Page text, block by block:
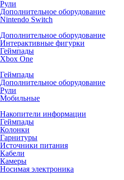
Рули
Дополнительное оборудование
Nintendo Switch
Дополнительное оборудование
Интерактивные фигурки
Геймпады
Xbox One
Геймпады
Дополнительное оборудование
Рули
Мобильные
Накопители информации
Геймпады
Колонки
Гарнитуры
Источники питания
Кабели
Камеры
Носимая электроника